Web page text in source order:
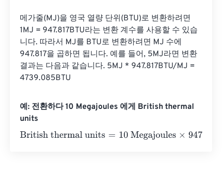
메가줄(MJ)을 영국 열량 단위(BTU)로 변환하려면
1MJ = 947.817BTU라는 변환 계수를 사용할 수 있습
니다. 따라서 MJ를 BTU로 변환하려면 MJ 수에
947.817을 곱하면 됩니다. 예를 들어, 5MJ라면 변환
결과는 다음과 같습니다. 5MJ * 947.817BTU/MJ =
4739.085BTU
예: 전환하다 10 Megajoules 에게 British thermal
units
British thermal units=10 Megajoules×947.81712031=